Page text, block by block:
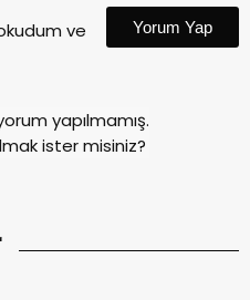
ve
Yorum Yap
yapılmamış.
ister misiniz?